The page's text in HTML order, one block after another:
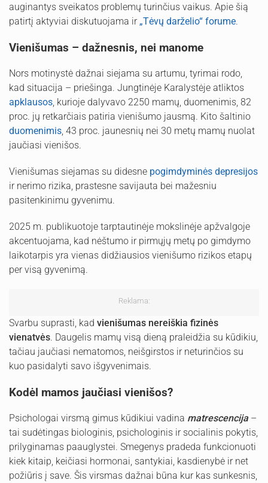
auginantys sveikatos problemų turinčius vaikus. Apie šią
patirtį aktyviai diskutuojama ir „Tėvų darželio“ forume.
Vienišumas – dažnesnis, nei manome
Nors motinystė dažnai siejama su artumu, tyrimai rodo,
kad situacija – priešinga. Jungtinėje Karalystėje atliktos
apklausos , kurioje dalyvavo 2250 mamų, duomenimis, 82
proc. jų retkarčiais patiria vienišumo jausmą. Kito šaltinio
duomenimis , 43 proc. jaunesnių nei 30 metų mamų nuolat
jaučiasi vienišos.
Vienišumas siejamas su didesne pogimdyminės depresijos
ir nerimo rizika, prastesne savijauta bei mažesniu
pasitenkinimu gyvenimu.
2025 m. publikuotoje tarptautinėje mokslinėje apžvalgoje
akcentuojama, kad nėštumo ir pirmųjų metų po gimdymo
laikotarpis yra vienas didžiausios vienišumo rizikos etapų
per visą gyvenimą.
Reklama:
Svarbu suprasti, kad vienišumas nereiškia fizinės
vienatvės. Daugelis mamų visą dieną praleidžia su kūdikiu,
tačiau jaučiasi nematomos, neišgirstos ir neturinčios su
kuo pasidalyti savo išgyvenimais.
Kodėl mamos jaučiasi vienišos?
Psichologai virsmą gimus kūdikiui vadina matrescencija–
tai sudėtingas biologinis, psichologinis ir socialinis pokytis,
prilyginamas paauglystei. Smegenys pradeda funkcionuoti
kiek kitaip, keičiasi hormonai, santykiai, kasdienybė ir net
požiūris į save. Šis virsmas dažnai būna kur kas sunkesnis,